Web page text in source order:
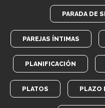
PARADA DE
PAREJAS ÍNTIMAS
PLANIFICACIÓN
PLATOS PLAZO